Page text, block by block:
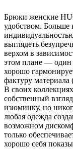
Брюки женские
удобством.
выглядеть
верхом в
этом плане — один
хорошо
фактуру материала
В своих
собственный
изюминку, но
любая одежда
возможном
только
хорошо себя